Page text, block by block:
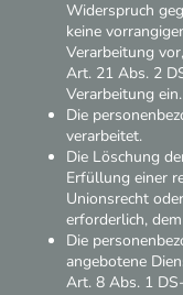
Widerspruch
keine
Verarbeitung
Art. 21 Abs. 2
Verarbeitung ein.
Die
verarbeitet.
Die Löschung
Erfüllung einer
Unionsrecht
erforderlich,
Die
angebotene
Art. 8 Abs. 1